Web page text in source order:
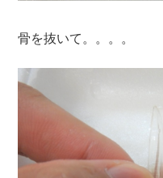
骨を抜いて。。。。